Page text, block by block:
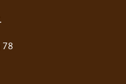
78